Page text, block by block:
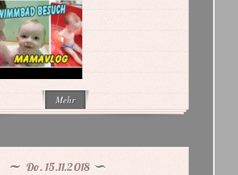
Mehr
Do. 15.11.2018